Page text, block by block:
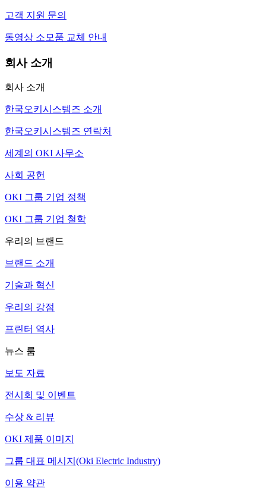
고객 지원 문의
동영상 소모품 교체 안내
회사 소개
회사 소개
한국오키시스템즈 소개
한국오키시스템즈 연락처
세계의 OKI 사무소
사회 공헌
OKI 그룹 기업 정책
OKI 그룹 기업 철학
우리의 브랜드
브랜드 소개
기술과 혁신
우리의 강점
프린터 역사
뉴스 룸
보도 자료
전시회 및 이벤트
수상 & 리뷰
OKI 제품 이미지
그룹 대표 메시지(Oki Electric Industry)
이용 약관